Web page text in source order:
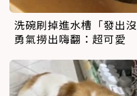
洗碗刷掉進水槽「發出
勇氣撈出嗨翻：超可愛